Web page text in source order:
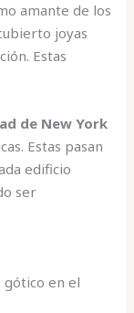
amante de los
joyas
Estas
de New York
Estas pasan
edificio
ser
gótico en el